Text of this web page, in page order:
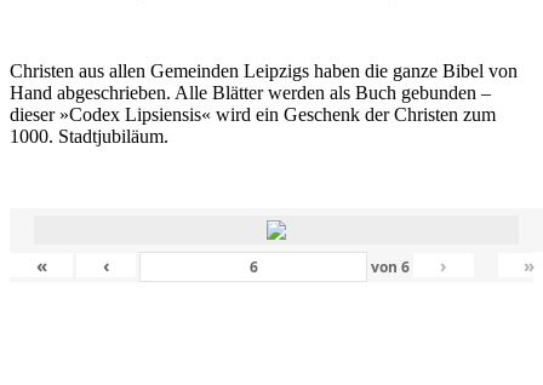
Christen aus allen Gemeinden Leipzigs haben die ganze Bibel von
Hand abgeschrieben. Alle Blätter werden als Buch gebunden –
dieser »Codex Lipsiensis« wird ein Geschenk der Christen zum
1000. Stadtjubiläum.
« ‹ von6 › »